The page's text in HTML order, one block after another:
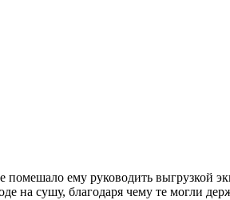
ему руководить выгрузкой
сушу, благодаря чему те могли